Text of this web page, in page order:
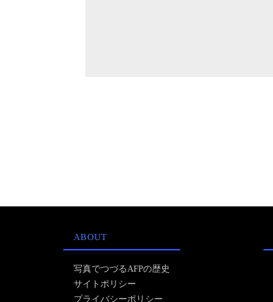
ABOUT
写真でつづるAFPの歴史
サイトポリシー
プライバシーポリシー